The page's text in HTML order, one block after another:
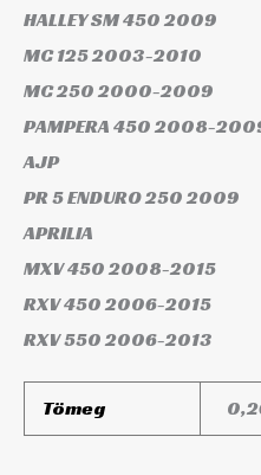
HALLEY SM 4502009
MC 1252003-2010
MC 2502000-2009
PAMPERA 4502008-
AJP
PR 5 ENDURO 2502009
APRILIA
MXV 4502008-2015
RXV 4502006-2015
RXV 5502006-2013
Tömeg